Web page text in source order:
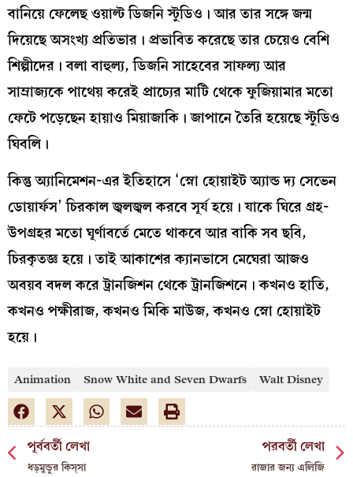
বানিয়ে ফেলেছ ওয়াল্ট ডিজনি স্টুডিও। আর তার সঙ্গে জন্ম
দিয়েছে অসংখ্য প্রতিভার। প্রভাবিত করেছে তার চেয়েও বেশি
শিল্পীদের। বলা বাহুল্য, ডিজনি সাহেবের সাফল্য আর
সাম্রাজ্যকে পাথেয় করেই প্রাচ্যের মাটি থেকে ফুজিয়ামার মতো
ফেটে পড়েছেন হায়াও মিয়াজাকি। জাপানে তৈরি হয়েছে স্টুডিও
ঘিবলি।
কিন্তু অ্যানিমেশন-এর ইতিহাসে ‘স্নো হোয়াইট অ্যান্ড দ্য সেভেন
ডোয়ার্ফস’ চিরকাল জ্বলজ্বল করবে সূর্য হয়ে। যাকে ঘিরে গ্রহ-
উপগ্রহর মতো ঘূর্ণাবর্তে মেতে থাকবে আর বাকি সব ছবি,
চিরকৃতজ্ঞ হয়ে। তাই আকাশের ক্যানভাসে মেঘেরা আজও
অবয়ব বদল করে ট্রানজিশন থেকে ট্রানজিশনে। কখনও হাতি,
কখনও পক্ষীরাজ, কখনও মিকি মাউজ, কখনও স্নো হোয়াইট
হয়ে।
Animation Snow White and Seven Dwarfs Walt Disney
পূর্ববর্তী লেখা
ধড়মুন্ডুর কিস্সা
পরবর্তী লেখা
রাজার জন্য এলিজি